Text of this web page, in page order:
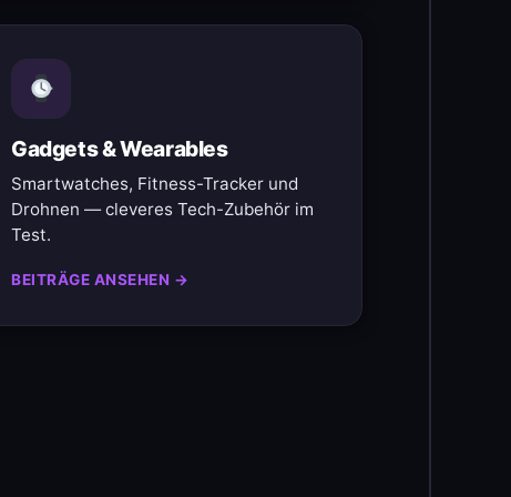
Gadgets & Wearables
Smartwatches, Fitness-Tracker und
Drohnen — cleveres Tech-Zubehör im
Test.
BEITRÄGE ANSEHEN →